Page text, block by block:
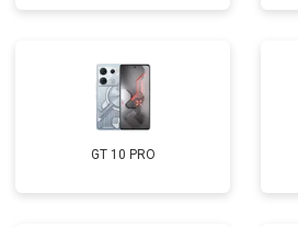
GT 10 PRO